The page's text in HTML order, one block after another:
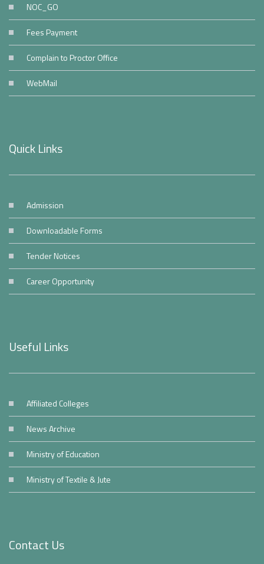
NOC_GO
Fees Payment
Complain to Proctor Office
WebMail
Quick Links
Admission
Downloadable Forms
Tender Notices
Career Opportunity
Useful Links
Affiliated Colleges
News Archive
Ministry of Education
Ministry of Textile & Jute
Contact Us